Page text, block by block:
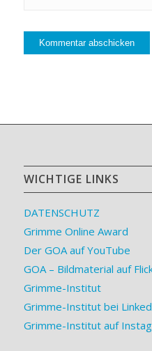
WICHTIGE LINKS
DATENSCHUTZ
Grimme Online Award
Der GOA auf YouTube
GOA – Bildmaterial auf
Grimme-Institut
Grimme-Institut bei
Grimme-Institut auf